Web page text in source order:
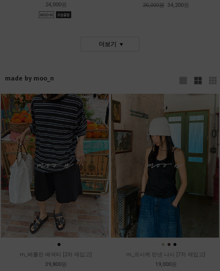
24,000원
36,000원 34,200원
더보기
made by moo_n
●
m_베를린 배색티 [2차 재입고]
39,800원
● ● ●
m_프시케 린넨 나시 [7차 재입고]
19,000원